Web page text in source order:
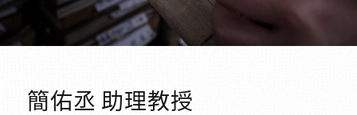
簡佑丞 助理教授